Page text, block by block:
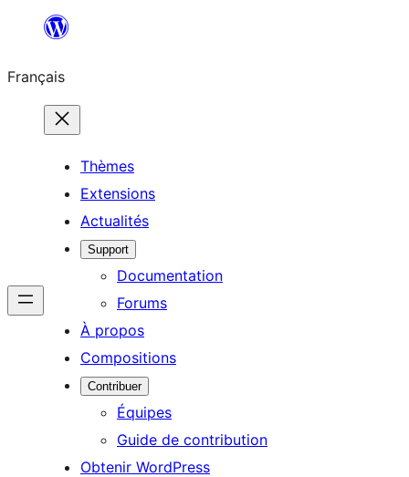
contenu
Français
Thèmes
Extensions
Actualités
Support
Documentation
Forums
À propos
Compositions
Contribuer
Équipes
Guide de contribution
Obtenir WordPress